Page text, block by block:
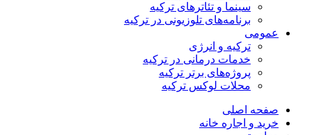
سینما و تئاترهای ترکیه
برنامه‌های تلوزیونی در ترکیه
ترکیه و انرژی
خدمات درمانی در ترکیه
پروژه‌های برتر ترکیه
محلات لوکس ترکیه
اصلی
و اجاره خانه